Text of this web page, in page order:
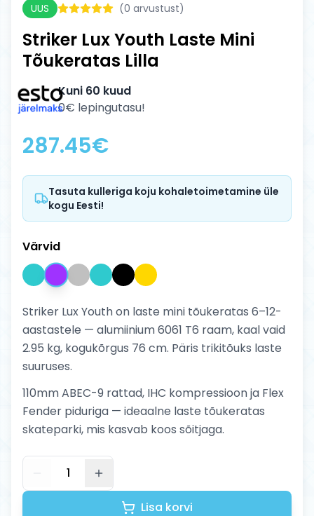
UUS (0 arvustust)
Striker Lux Youth Laste Mini
Tõukeratas Lilla
Kuni 60 kuud
0€ lepingutasu!
287.45€
Tasuta kulleriga koju kohaletoimetamine üle
kogu Eesti!
Värvid
Striker Lux Youth on laste mini tõukeratas 6–12-
aastastele — alumiinium 6061 T6 raam, kaal vaid
2.95 kg, kogukõrgus 76 cm. Päris trikitõuks laste
suuruses.
110mm ABEC-9 rattad, IHC kompressioon ja Flex
Fender piduriga — ideaalne laste tõukeratas
skateparki, mis kasvab koos sõitjaga.
1
Lisa korvi